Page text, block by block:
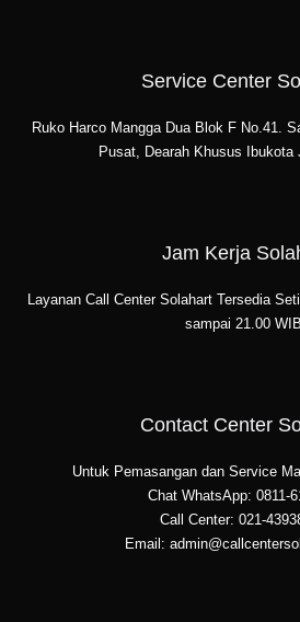
Service Center
Ruko Harco Mangga Dua Blok F No.41.
Pusat, Dearah Khusus Ibukota
Jam Kerja
Layanan Call Center Solahart Tersedia
sampai 21.00 WIB.
Contact Center
Untuk Pemasangan dan Service
Chat WhatsApp: 0811-
Call Center: 021-
Email: